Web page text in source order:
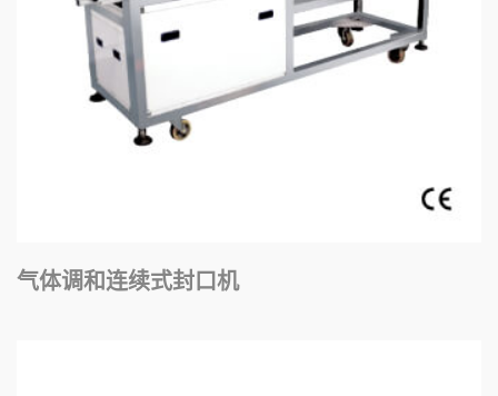
气体调和连续式封口机